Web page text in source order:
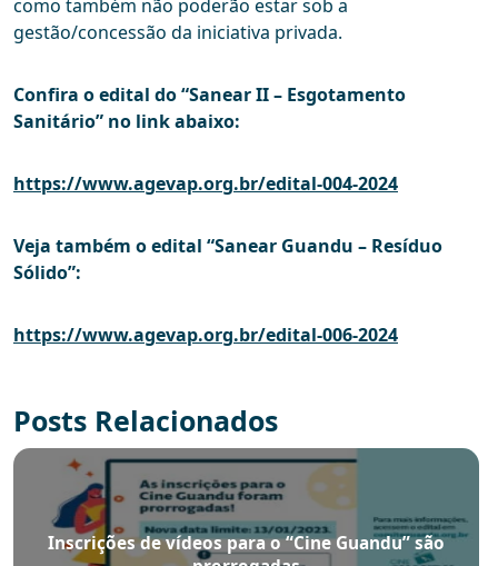
como também não poderão estar sob a
gestão/concessão da iniciativa privada.
Confira o edital do “Sanear II – Esgotamento
Sanitário” no link abaixo:
https://www.agevap.org.br/edital-004-2024
Veja também o edital “Sanear Guandu – Resíduo
Sólido”:
https://www.agevap.org.br/edital-006-2024
Posts Relacionados
Inscrições de vídeos para o “Cine Guandu” são